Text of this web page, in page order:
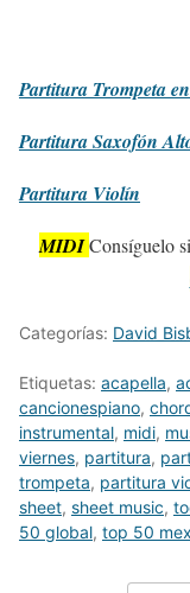
Partitura Trompeta
PartituraSaxofón
Partitura Violín
MIDI Consíguelo
Categorías: David
Etiquetas: acapella,
cancionespiano,
instrumental, midi,
viernes, partitura,
trompeta, partitura
sheet, sheet music,
50 global, top 50